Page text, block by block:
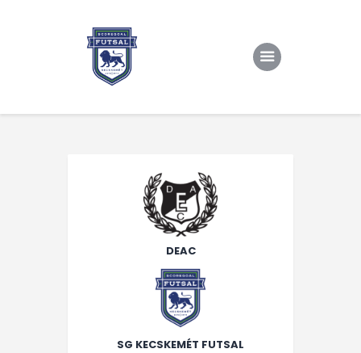
Eredmények, csapat
DEAC
SG KECSKEMÉT FUTSAL